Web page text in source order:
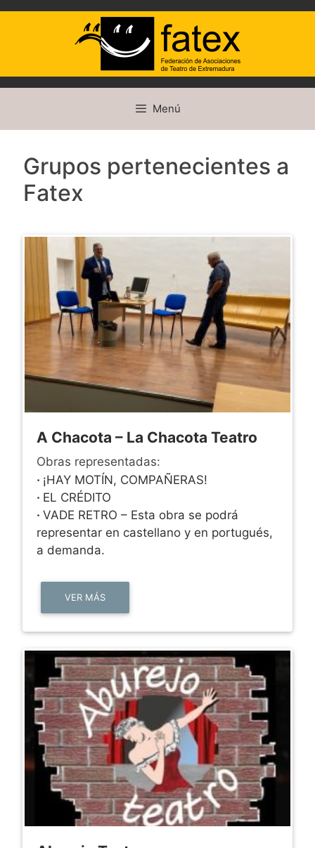
contenido
Menú
Grupos pertenecientes a
Fatex
A Chacota – La Chacota Teatro
Obras representadas:
· ¡HAY MOTÍN, COMPAÑERAS!
· EL CRÉDITO
· VADE RETRO – Esta obra se podrá
representar en castellano y en portugués,
a demanda.
VER MÁS